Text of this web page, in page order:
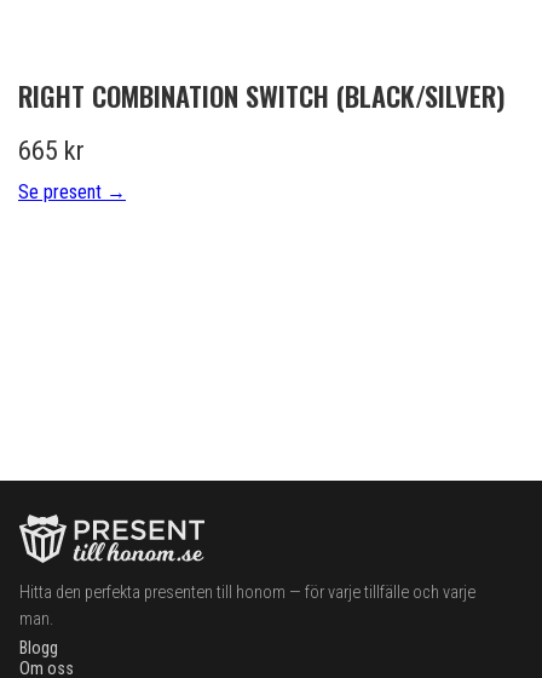
RIGHT COMBINATION SWITCH (BLACK/SILVER)
665 kr
Se present →
Hitta den perfekta presenten till honom — för varje tillfälle och varje
man.
Blogg
Om oss